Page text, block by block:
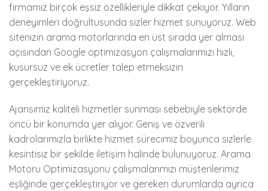
firmamız birçok eşsiz özellikleriyle dikkat çekiyor. Yılların
deneyimleri doğrultusunda sizler hizmet sunuyoruz. Web
sitenizin arama motorlarında en üst sırada yer alması
açısından Google optimizasyon çalışmalarımızı hızlı,
kusursuz ve ek ücretler talep etmeksizin
gerçekleştiriyoruz.
Ajansımız kaliteli hizmetler sunması sebebiyle sektörde
öncü bir konumda yer alıyor. Geniş ve özverili
kadrolarımızla birlikte hizmet sürecimiz boyunca sizlerle
kesintisiz bir şekilde iletişim halinde bulunuyoruz. Arama
Motoru Optimizasyonu çalışmalarımızı müşterilerimiz
eşliğinde gerçekleştiriyor ve gereken durumlarda ayrıca